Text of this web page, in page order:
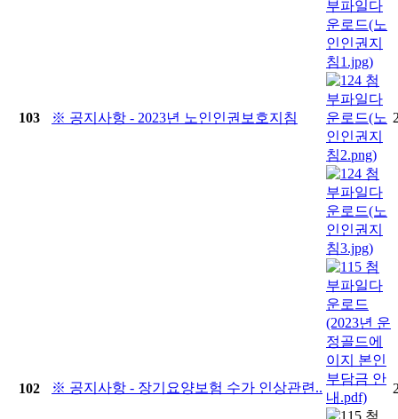
103 ※ 공지사항 - 2023년 노인인권보호지침
102 ※ 공지사항 - 장기요양보험 수가 인상관련..